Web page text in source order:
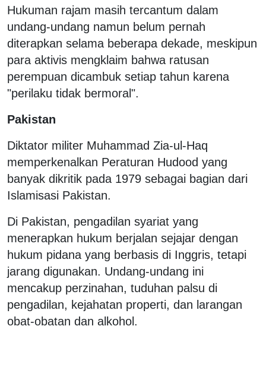
Hukuman rajam masih tercantum dalam
undang-undang namun belum pernah
diterapkan selama beberapa dekade, meskipun
para aktivis mengklaim bahwa ratusan
perempuan dicambuk setiap tahun karena
"perilaku tidak bermoral".
Pakistan
Diktator militer Muhammad Zia-ul-Haq
memperkenalkan Peraturan Hudood yang
banyak dikritik pada 1979 sebagai bagian dari
Islamisasi Pakistan.
Di Pakistan, pengadilan syariat yang
menerapkan hukum berjalan sejajar dengan
hukum pidana yang berbasis di Inggris, tetapi
jarang digunakan. Undang-undang ini
mencakup perzinahan, tuduhan palsu di
pengadilan, kejahatan properti, dan larangan
obat-obatan dan alkohol.